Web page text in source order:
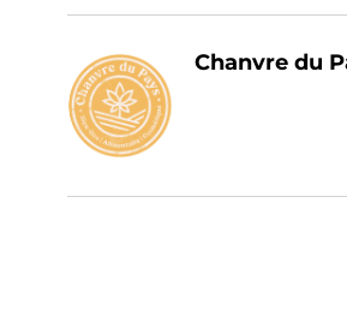
Chanvre du